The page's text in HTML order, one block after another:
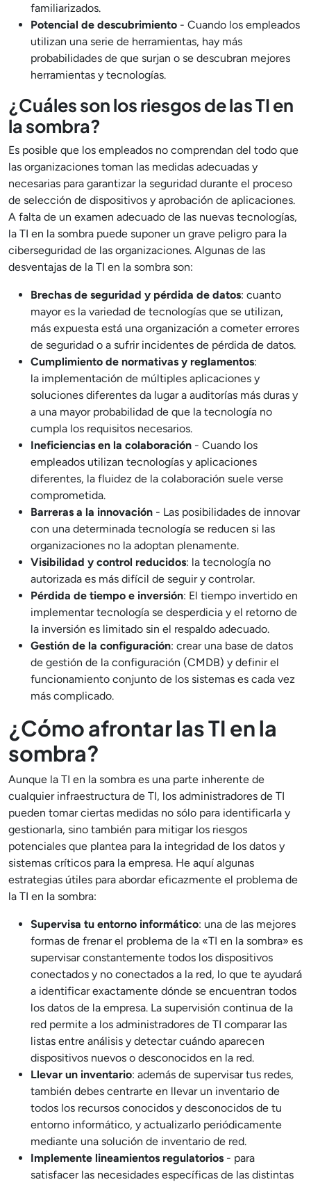
familiarizados.
Potencial de descubrimiento - Cuando los empleados
utilizan una serie de herramientas, hay más
probabilidades de que surjan o se descubran mejores
herramientas y tecnologías.
¿Cuáles son los riesgos de las TI en
la sombra?
Es posible que los empleados no comprendan del todo que
las organizaciones toman las medidas adecuadas y
necesarias para garantizar la seguridad durante el proceso
de selección de dispositivos y aprobación de aplicaciones.
A falta de un examen adecuado de las nuevas tecnologías,
la TI en la sombra puede suponer un grave peligro para la
ciberseguridad de las organizaciones. Algunas de las
desventajas de la TI en la sombra son:
Brechas de seguridad y pérdida de datos: cuanto
mayor es la variedad de tecnologías que se utilizan,
más expuesta está una organización a cometer errores
de seguridad o a sufrir incidentes de pérdida de datos.
Cumplimiento de normativas y reglamentos:
la implementación de múltiples aplicaciones y
soluciones diferentes da lugar a auditorías más duras y
a una mayor probabilidad de que la tecnología no
cumpla los requisitos necesarios.
Ineficiencias en la colaboración - Cuando los
empleados utilizan tecnologías y aplicaciones
diferentes, la fluidez de la colaboración suele verse
comprometida.
Barreras a la innovación - Las posibilidades de innovar
con una determinada tecnología se reducen si las
organizaciones no la adoptan plenamente.
Visibilidad y control reducidos: la tecnología no
autorizada es más difícil de seguir y controlar.
Pérdida de tiempo e inversión: El tiempo invertido en
implementar tecnología se desperdicia y el retorno de
la inversión es limitado sin el respaldo adecuado.
Gestión de la configuración: crear una base de datos
de gestión de la configuración (CMDB) y definir el
funcionamiento conjunto de los sistemas es cada vez
más complicado.
¿Cómo afrontar las TI en la
sombra?
Aunque la TI en la sombra es una parte inherente de
cualquier infraestructura de TI, los administradores de TI
pueden tomar ciertas medidas no sólo para identificarla y
gestionarla, sino también para mitigar los riesgos
potenciales que plantea para la integridad de los datos y
sistemas críticos para la empresa. He aquí algunas
estrategias útiles para abordar eficazmente el problema de
la TI en la sombra:
Supervisa tu entorno informático: una de las mejores
formas de frenar el problema de la «TI en la sombra» es
supervisar constantemente todos los dispositivos
conectados y no conectados a la red, lo que te ayudará
a identificar exactamente dónde se encuentran todos
los datos de la empresa. La supervisión continua de la
red permite a los administradores de TI comparar las
listas entre análisis y detectar cuándo aparecen
dispositivos nuevos o desconocidos en la red.
Llevar un inventario: además de supervisar tus redes,
también debes centrarte en llevar un inventario de
todos los recursos conocidos y desconocidos de tu
entorno informático, y actualizarlo periódicamente
mediante una solución de inventario de red.
Implemente lineamientos regulatorios - para
satisfacer las necesidades específicas de las distintas